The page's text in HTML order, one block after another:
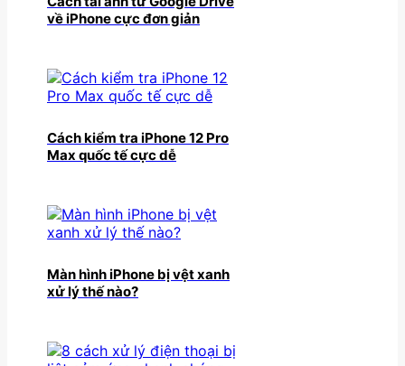
về iPhone cực đơn giản
Cách kiểm tra iPhone 12 Pro
Max quốc tế cực dễ
Màn hình iPhone bị vệt xanh
xử lý thế nào?